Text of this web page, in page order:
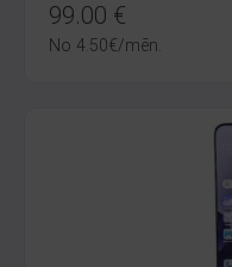
99.00 €
No 4.50€/mēn.